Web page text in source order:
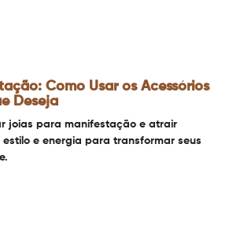
Como Usar os Acessórios
Deseja
joias para manifestação e atrair
e energia para transformar seus